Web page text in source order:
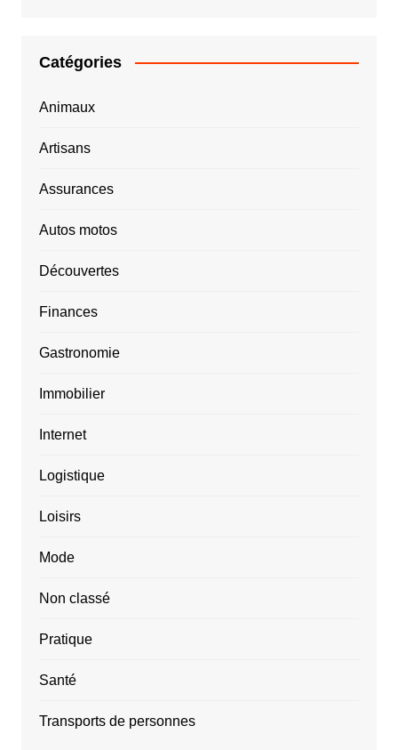
Catégories
Animaux
Artisans
Assurances
Autos motos
Découvertes
Finances
Gastronomie
Immobilier
Internet
Logistique
Loisirs
Mode
Non classé
Pratique
Santé
Transports de personnes